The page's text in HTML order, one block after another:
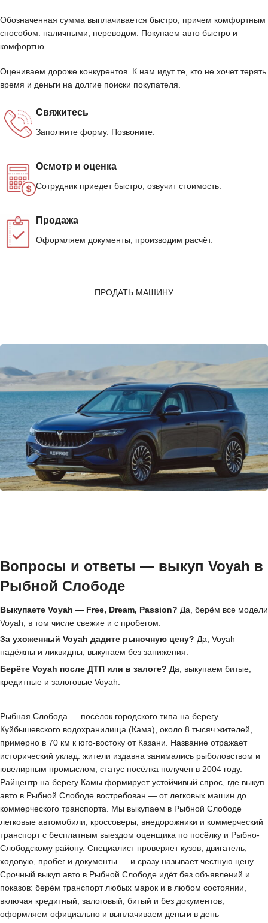
Обозначенная сумма выплачивается быстро, причем комфортным
способом: наличными, переводом. Покупаем авто быстро и
комфортно.
Оцениваем дороже конкурентов. К нам идут те, кто не хочет терять
время и деньги на долгие поиски покупателя.
Свяжитесь
Заполните форму. Позвоните.
Осмотр и оценка
Сотрудник приедет быстро, озвучит стоимость.
Продажа
Оформляем документы, производим расчёт.
ПРОДАТЬ МАШИНУ
Вопросы и ответы — выкуп Voyah в
Рыбной Слободе
Выкупаете Voyah — Free, Dream, Passion? Да, берём все модели
Voyah, в том числе свежие и с пробегом.
За ухоженный Voyah дадите рыночную цену? Да, Voyah
надёжны и ликвидны, выкупаем без занижения.
Берёте Voyah после ДТП или в залоге? Да, выкупаем битые,
кредитные и залоговые Voyah.
Рыбная Слобода — посёлок городского типа на берегу
Куйбышевского водохранилища (Кама), около 8 тысяч жителей,
примерно в 70 км к юго-востоку от Казани. Название отражает
исторический уклад: жители издавна занимались рыболовством и
ювелирным промыслом; статус посёлка получен в 2004 году.
Райцентр на берегу Камы формирует устойчивый спрос, где выкуп
авто в Рыбной Слободе востребован — от легковых машин до
коммерческого транспорта. Мы выкупаем в Рыбной Слободе
легковые автомобили, кроссоверы, внедорожники и коммерческий
транспорт с бесплатным выездом оценщика по посёлку и Рыбно-
Слободскому району. Специалист проверяет кузов, двигатель,
ходовую, пробег и документы — и сразу называет честную цену.
Срочный выкуп авто в Рыбной Слободе идёт без объявлений и
показов: берём транспорт любых марок и в любом состоянии,
включая кредитный, залоговый, битый и без документов,
оформляем официально и выплачиваем деньги в день